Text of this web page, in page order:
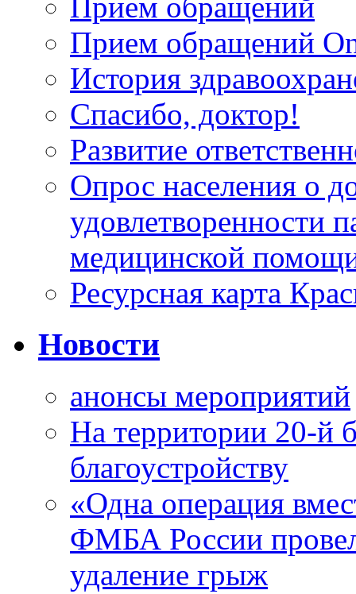
Прием обращений
Прием обращений
История
Спасибо, доктор!
Развитие
Опрос населения о
удовлетворенности
медицинской
Ресурсная карта
Новости
анонсы мероприятий
На территории 20-й
благоустройству
«Одна операция
ФМБА России
удаление грыж